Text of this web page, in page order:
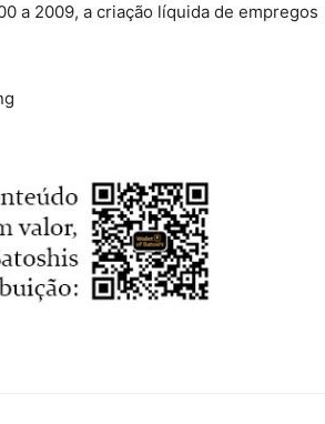
a 2009, a criação líquida de empregos